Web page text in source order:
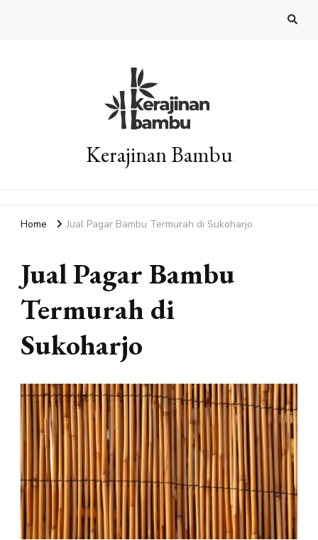
Kerajinan Bambu
Home Jual Pagar Bambu Termurah di Sukoharjo
Jual Pagar Bambu
Termurah di
Sukoharjo